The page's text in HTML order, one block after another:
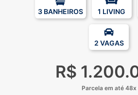
3 BANHEIROS 1 LIVING
2 VAGAS
R$
Parcela em até 48x